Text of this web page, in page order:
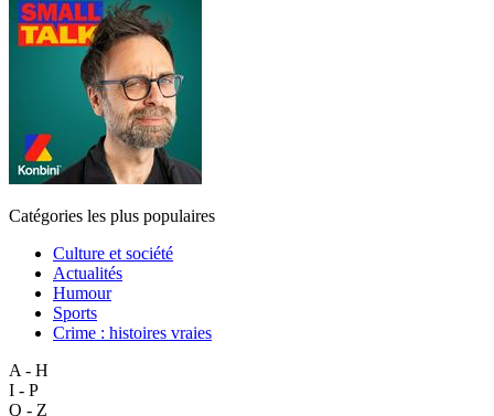
Catégories les plus populaires
Culture et société
Actualités
Humour
Sports
Crime : histoires vraies
A - H
I - P
Q - Z